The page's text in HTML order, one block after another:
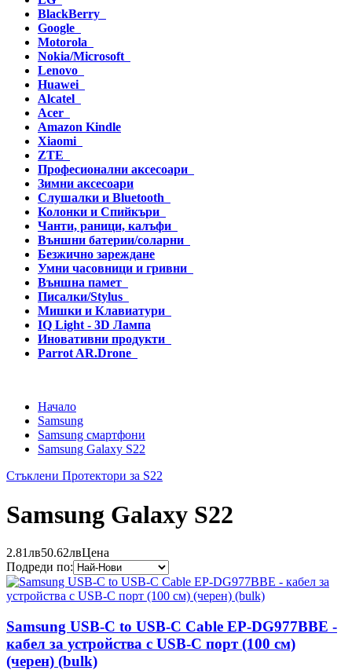
BlackBerry
Google
Motorola
Nokia/Microsoft
Lenovo
Huawei
Alcatel
Acer
Amazon Kindle
Xiaomi
ZTE
Професионални аксесоари
Зимни аксесоари
Слушалки и Bluetooth
Колонки и Спийкъри
Чанти, раници, калъфи
Външни батерии/соларни
Безжично зареждане
Умни часовници и гривни
Външна памет
Писалки/Stylus
Мишки и Клавиатури
IQ Light - 3D Лампа
Иновативни продукти
Parrot AR.Drone
Начало
Samsung
Samsung смартфони
Samsung Galaxy S22
Стъклени Протектори за S22
Samsung Galaxy S22
2.81лв50.62лвЦена
Подреди по:
Samsung USB-C to USB-C Cable EP-DG977BBE -
кабел за устройства с USB-C порт (100 см)
(черен) (bulk)